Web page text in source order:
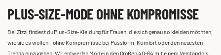
PLUS-SIZE-MODE OHNE KOMPROMISSE
Bei Zizzi findest du Plus-Size-Kleidung für Frauen, die sich genau so kleiden möchten,
wie sie es wollen – ohne Kompromisse bei Passform, Komfort oder den neuesten
Trends einzugehen. Wir entwerfen Mode in den Größen 40-64 mit einem Verständnis